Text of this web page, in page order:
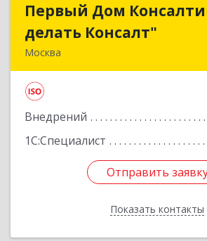
Первый Дом
делать Консалт"
Москва
Внедрений
1С:Специалист
Отправить
Показать контакты
Первый Дом
Отправить
Назад